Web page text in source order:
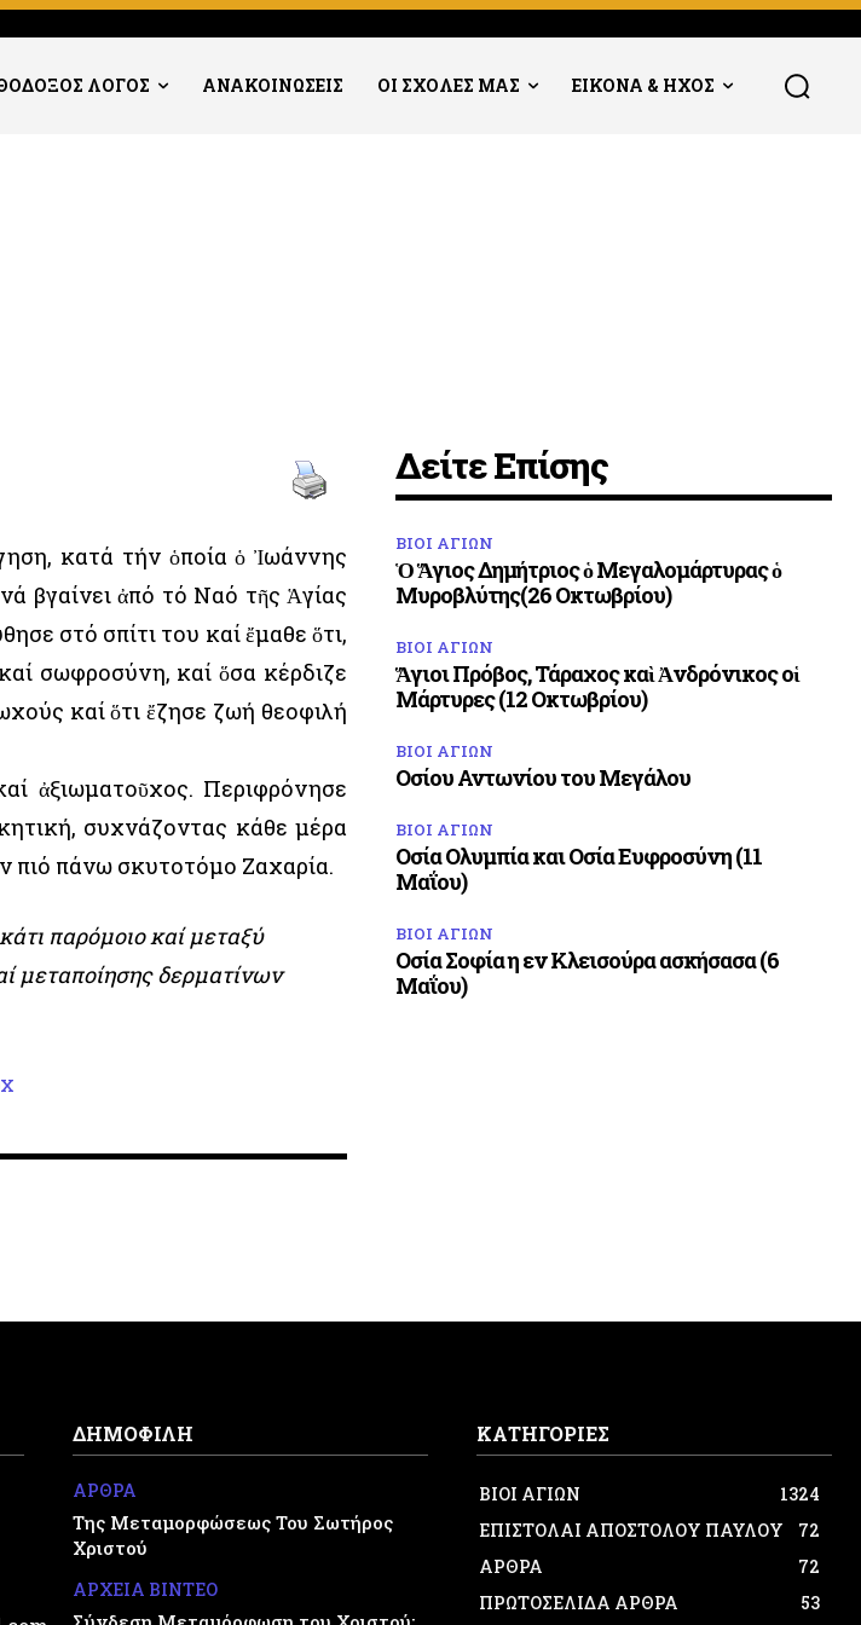
ΛΟΓΟΣ ΑΝΑΚΟΙΝΩΣΕΙΣ ΟΙ ΣΧΟΛΕΣ ΜΑΣ ΕΙΚΟΝΑ & ΗΧΟΣ
κατά τήν ὁποία ὁ Ἰωάννης
βγαίνει ἀπό τό Ναό τῆς Ἁγίας
στό σπίτι του καί ἔμαθε ὅτι,
σωφροσύνη, καί ὅσα κέρδιζε
καί ὅτι ἔζησε ζωή θεοφιλή
ἀξιωματοῦχος. Περιφρόνησε
συχνάζοντας κάθε μέρα
πιό πάνω σκυτοτόμο Ζαχαρία.
παρόμοιο καί μεταξύ
μεταποίησης δερματίνων
Δείτε Επίσης
ΒΙΟΙ ΑΓΙΩΝ
Ὁ Ἅγιος Δημήτριος ὁ Μεγαλομάρτυρας ὁ
Μυροβλύτης(26 Οκτωβρίου)
ΒΙΟΙ ΑΓΙΩΝ
Ἅγιοι Πρόβος, Τάραχος καὶ Ἀνδρόνικος οἱ
Μάρτυρες (12 Οκτωβρίου)
ΒΙΟΙ ΑΓΙΩΝ
Οσίου Αντωνίου του Μεγάλου
ΒΙΟΙ ΑΓΙΩΝ
Οσία Ολυμπία και Οσία Ευφροσύνη (11
Μαΐου)
ΒΙΟΙ ΑΓΙΩΝ
Οσία Σοφία η εν Κλεισούρα ασκήσασα (6
Μαΐου)
ΔΗΜΟΦΙΛΗ
ΑΡΘΡΑ
Της Μεταμορφώσεως Του Σωτήρος
Χριστού
ΑΡΧΕΙΑ ΒΙΝΤΕΟ
ΚΑΤΗΓΟΡΙΕΣ
ΒΙΟΙ ΑΓΙΩΝ
1324
ΕΠΙΣΤΟΛΑΙ ΑΠΟΣΤΟΛΟΥ ΠΑΥΛΟΥ
72
ΑΡΘΡΑ
72
ΠΡΩΤΟΣΕΛΙΔΑ ΑΡΘΡΑ
53